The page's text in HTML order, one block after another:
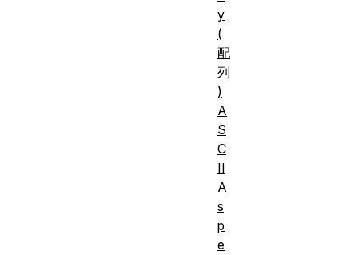
y
(
配
列
)
A
S
C
II
A
s
p
e